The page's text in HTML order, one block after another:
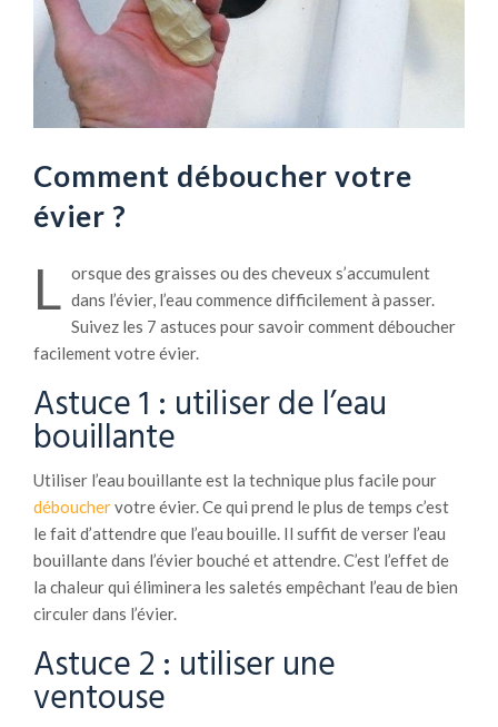
Comment déboucher votre
évier ?
L orsque des graisses ou des cheveux s’accumulent
dans l’évier, l’eau commence difficilement à passer.
Suivez les 7 astuces pour savoir comment déboucher
facilement votre évier.
Astuce 1 : utiliser de l’eau
bouillante
Utiliser l’eau bouillante est la technique plus facile pour
débouchervotre évier. Ce qui prend le plus de temps c’est
le fait d’attendre que l’eau bouille. Il suffit de verser l’eau
bouillante dans l’évier bouché et attendre. C’est l’effet de
la chaleur qui éliminera les saletés empêchant l’eau de bien
circuler dans l’évier.
Astuce 2 : utiliser une
ventouse